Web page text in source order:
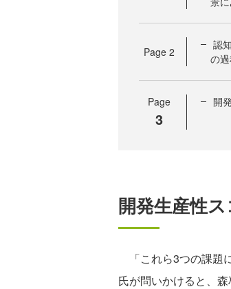
Page 2
認
の
Page
3
開
開発生産性
「これら3つの課題
氏が問いかけると、